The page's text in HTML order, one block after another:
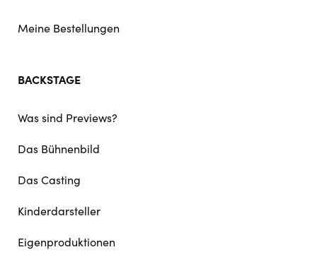
Meine Bestellungen
BACKSTAGE
Was sind Previews?
Das Bühnenbild
Das Casting
Kinderdarsteller
Eigenproduktionen